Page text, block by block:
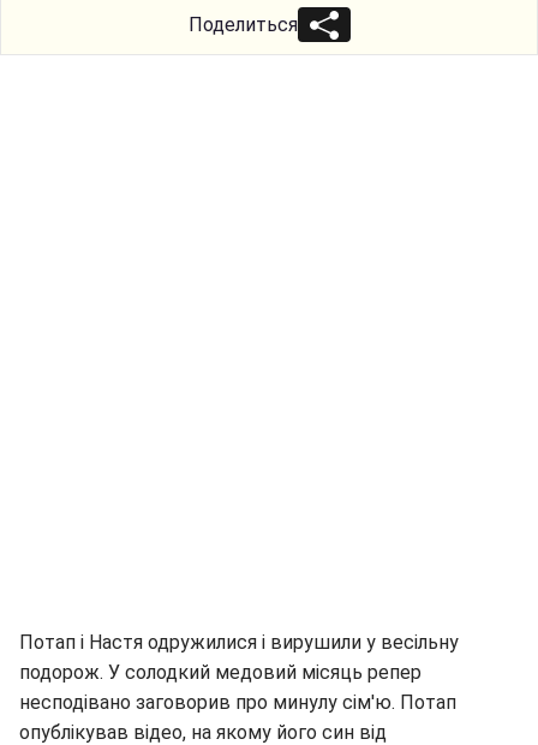
Поделиться
Потап і Настя одружилися і вирушили у весільну
подорож. У солодкий медовий місяць репер
несподівано заговорив про минулу сім'ю. Потап
опублікував відео, на якому його син від